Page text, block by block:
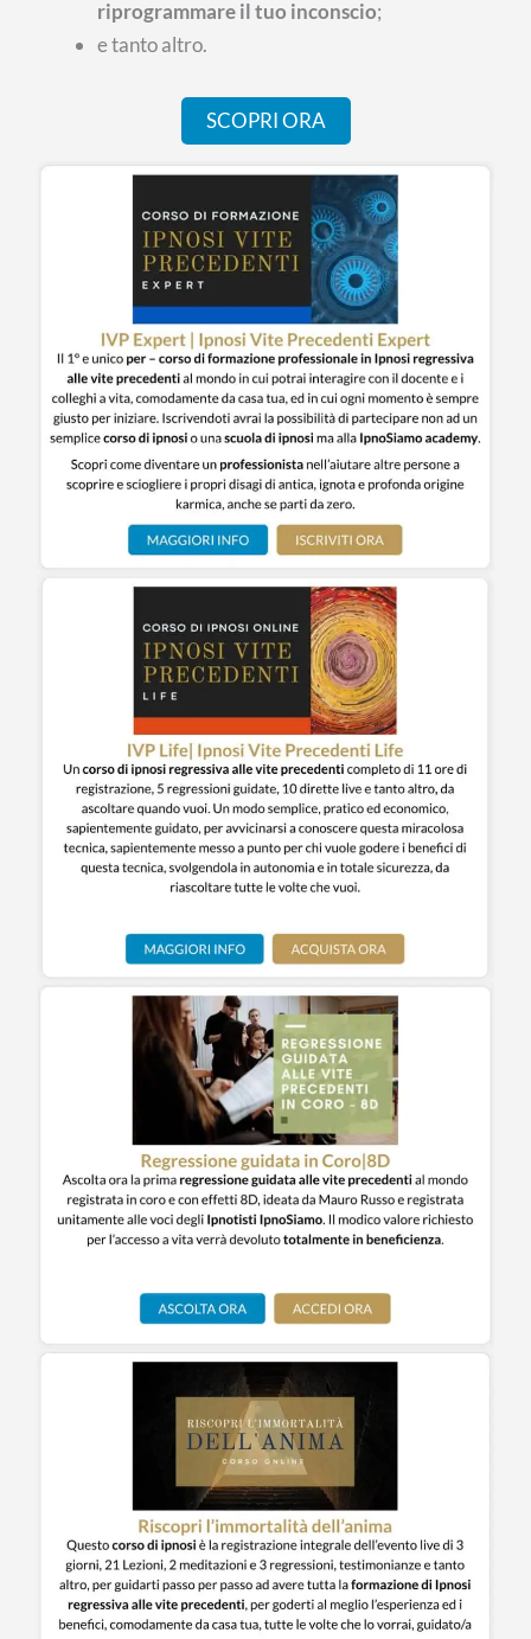
riprogrammare il tuo inconscio;
e tanto altro.
SCOPRI ORA